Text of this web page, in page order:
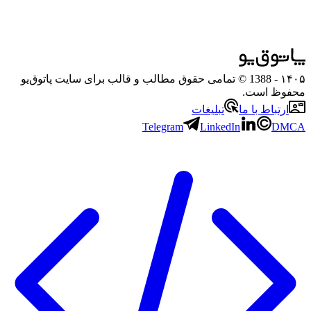
۱۴۰۵
- 1388 © تمامی حقوق مطالب و قالب برای سایت پاتوق‌یو
محفوظ است.
ارتباط با ما
تبلیغات
Telegram
LinkedIn DMCA